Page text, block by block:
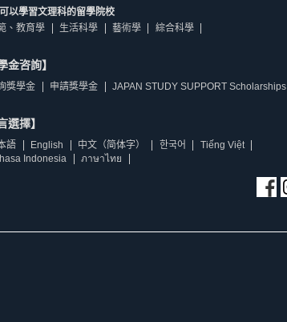
以學習文理科的留學院校
、教育學
生活科學 藝術學 綜合科學
金咨詢】
獎學金 申請獎學金 JAPAN STUDY SUPPORT Scholarships
選擇】
語 English 中文（简体字） 한국어
Tiếng Việt
Indonesia
ภาษาไทย